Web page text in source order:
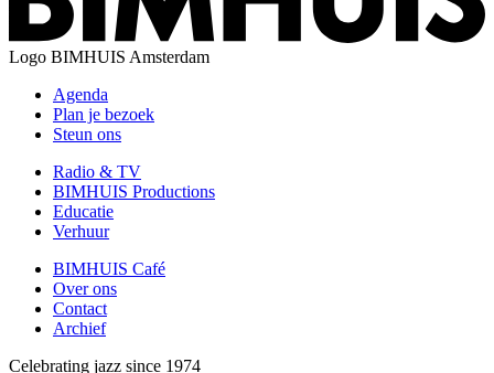
Logo BIMHUIS Amsterdam
Agenda
Plan je bezoek
Steun ons
Radio & TV
BIMHUIS Productions
Educatie
Verhuur
BIMHUIS Café
Over ons
Contact
Archief
Celebrating jazz since 1974